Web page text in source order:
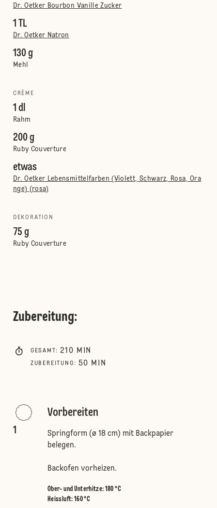
Dr. Oetker Bourbon Vanille Zucker
1 TL
Dr. Oetker Natron
130 g
Mehl
CRÈME
1 dl
Rahm
200 g
Ruby Couverture
etwas
Dr. Oetker Lebensmittelfarben (Violett, Schwarz, Rosa, Ora
nge) (rosa)
DEKORATION
75 g
Ruby Couverture
Zubereitung:
GESAMT : 210 MIN
ZUBEREITUNG : 50 MIN
1
Vorbereiten
Springform (ø 18 cm) mit Backpapier
belegen.
Backofen vorheizen.
Ober- und Unterhitze: 180 °C
Heissluft: 160 °C